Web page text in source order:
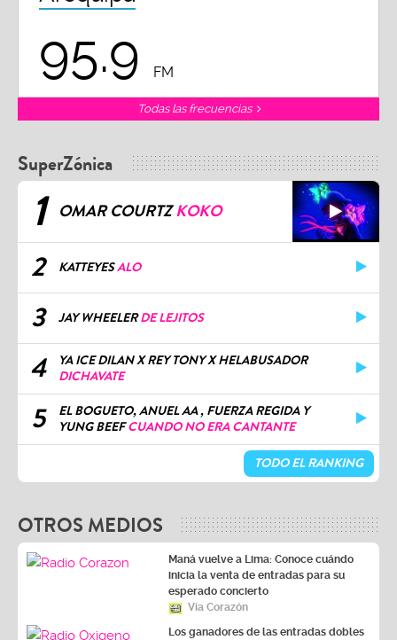
95.9 FM
Todas las frecuencias
SuperZónica
1 OMAR COURTZKOKO
2 KATTEYESALO
3 JAY WHEELERDE LEJITOS
4
YA ICE DILAN X REY TONY X HELABUSADOR
DICHAVATE
5
EL BOGUETO, ANUEL AA , FUERZA REGIDA Y
YUNG BEEFCUANDO NO ERA CANTANTE
TODO EL RANKING
OTROS MEDIOS
Maná vuelve a Lima: Conoce cuándo
inicia la venta de entradas para su
esperado concierto
Vía Corazón
Los ganadores de las entradas dobles